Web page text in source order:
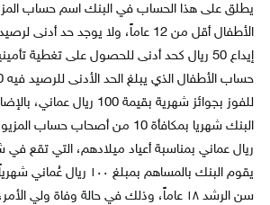
يطلق على هذا الحساب في البنك اسم حساب
الأطفال أقل من 12 عاماً، ولا يوجد حد
إيداع 50 ريال كحد أدنى للحصول على تغطية
للفوز بجوائز شهرية بقيمة 100
ريال عماني بمناسبة أعياد ميلادهم، التي تقع
يقوم البنك بالمساهم بمبلغ
سن الرشد ۱۸ عاماً، وذلك في حالة وفاة ولي